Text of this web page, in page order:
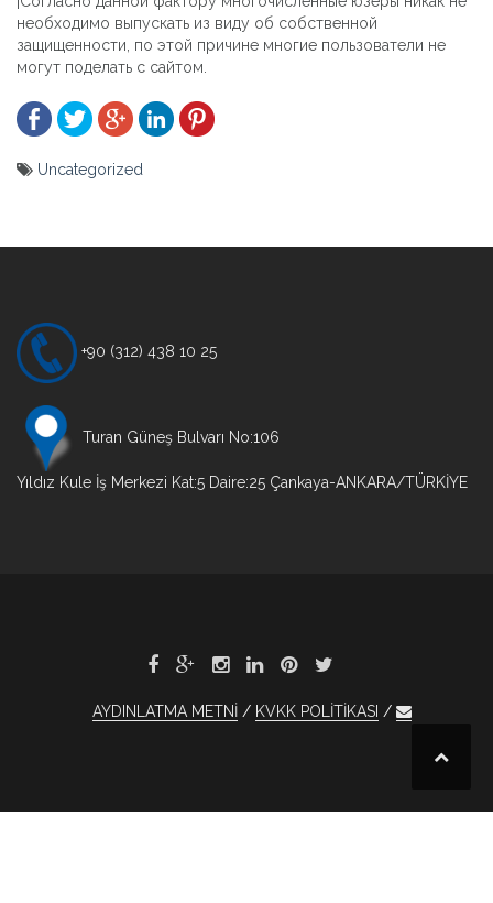
необходимо выпускать из виду об собственной
защищенности, по этой причине многие пользователи не
могут поделать с сайтом.
Uncategorized
+90 (312) 438 10 25
Turan Güneş Bulvarı No:106
Yıldız Kule İş Merkezi Kat:5 Daire:25 Çankaya-ANKARA/TÜRKİYE
AYDINLATMA METNİ KVKK POLİTİKASI